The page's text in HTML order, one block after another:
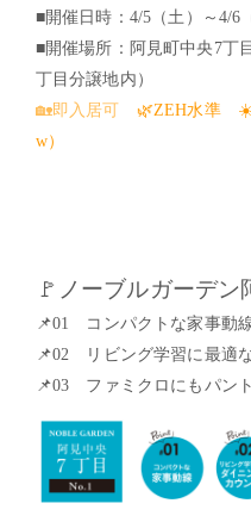
■開催日時： 4/5 （土）～ 4/6
■開催場所：阿見町中央 7丁
丁目分譲地内）
🏡即入居可 🌿ZEH水準
w）
🚩 ノーブルガーデン
📌01 コンパクトな家事動
📌02 リビング学習に最適
📌03 ファミクロにもパン